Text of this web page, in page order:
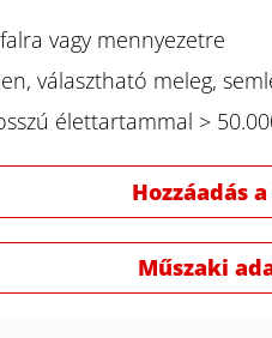
vagy mennyezetre
választható meleg,
élettartammal >
Hozzáadás
Műszaki